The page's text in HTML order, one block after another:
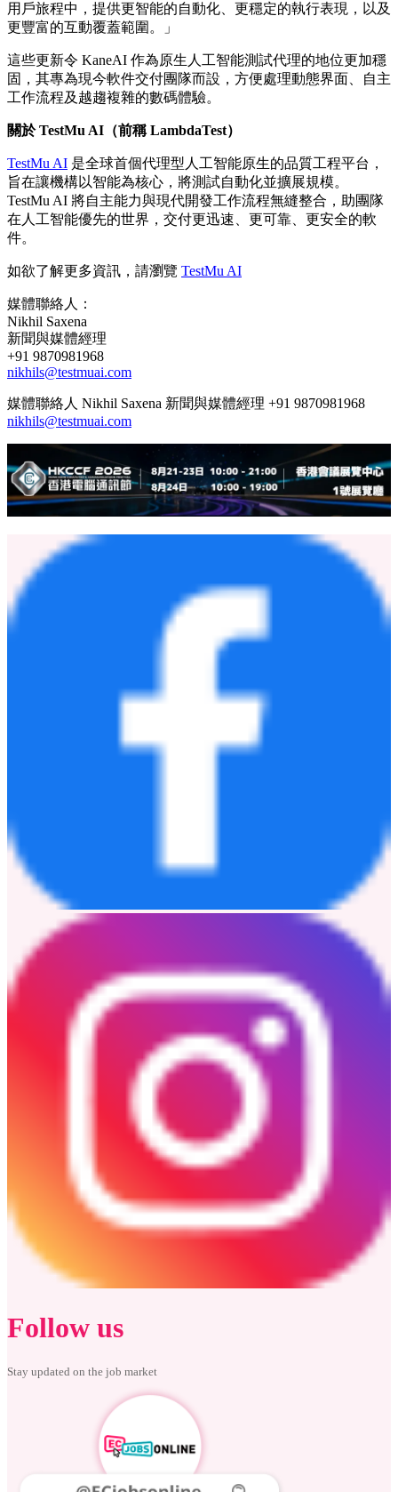
用戶旅程中，提供更智能的自動化、更穩定的執行表現，以及
更豐富的互動覆蓋範圍。」
這些更新令 KaneAI 作為原生人工智能測試代理的地位更加穩
固，其專為現今軟件交付團隊而設，方便處理動態界面、自主
工作流程及越趨複雜的數碼體驗。
關於TestMu AI （前稱LambdaTest）
TestMu AI 是全球首個代理型人工智能原生的品質工程平台，
旨在讓機構以智能為核心，將測試自動化並擴展規模。
TestMu AI 將自主能力與現代開發工作流程無縫整合，助團隊
在人工智能優先的世界，交付更迅速、更可靠、更安全的軟
件。
如欲了解更多資訊，請瀏覽 TestMu AI
媒體聯絡人：
Nikhil Saxena
新聞與媒體經理
+91 9870981968
nikhils@testmuai.com
媒體聯絡人 Nikhil Saxena 新聞與媒體經理 +91 9870981968
nikhils@testmuai.com
Follow us
Stay updated on the job market